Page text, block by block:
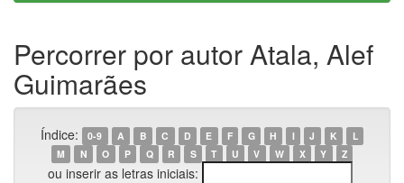
Percorrer por autor Atala, Alef
Guimarães
Índice: 0-9 A B C D E F G H I J K
L
M
N O P Q R S T U V W X Y Z
ou inserir as letras iniciais: